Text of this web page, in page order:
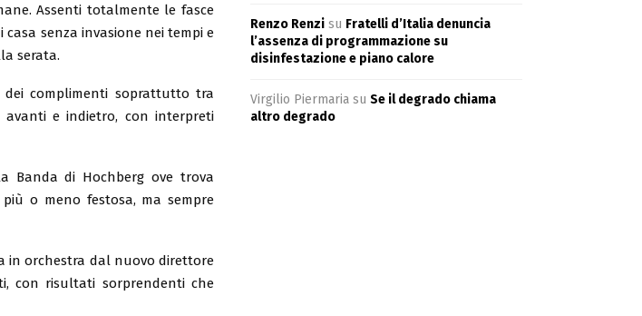
Assenti totalmente le fasce
senza invasione nei tempi e
serata.
complimenti soprattutto tra
e indietro, con interpreti
Banda di Hochberg ove trova
o meno festosa, ma sempre
in orchestra dal nuovo direttore
con risultati sorprendenti che
Renzo Renzi su Fratelli d’Italia denuncia
l’assenza di programmazione su
disinfestazione e piano calore
Virgilio Piermaria su Se il degrado chiama
altro degrado